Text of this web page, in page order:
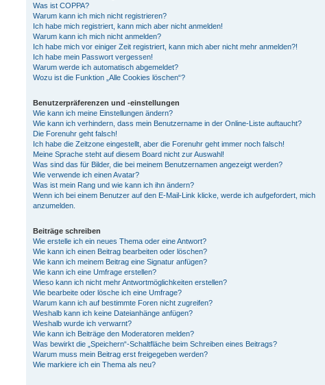
Was ist COPPA?
Warum kann ich mich nicht registrieren?
Ich habe mich registriert, kann mich aber nicht anmelden!
Warum kann ich mich nicht anmelden?
Ich habe mich vor einiger Zeit registriert, kann mich aber nicht mehr anmelden?!
Ich habe mein Passwort vergessen!
Warum werde ich automatisch abgemeldet?
Wozu ist die Funktion „Alle Cookies löschen“?
Benutzerpräferenzen und -einstellungen
Wie kann ich meine Einstellungen ändern?
Wie kann ich verhindern, dass mein Benutzername in der Online-Liste auftaucht?
Die Forenuhr geht falsch!
Ich habe die Zeitzone eingestellt, aber die Forenuhr geht immer noch falsch!
Meine Sprache steht auf diesem Board nicht zur Auswahl!
Was sind das für Bilder, die bei meinem Benutzernamen angezeigt werden?
Wie verwende ich einen Avatar?
Was ist mein Rang und wie kann ich ihn ändern?
Wenn ich bei einem Benutzer auf den E-Mail-Link klicke, werde ich aufgefordert, mich
anzumelden.
Beiträge schreiben
Wie erstelle ich ein neues Thema oder eine Antwort?
Wie kann ich einen Beitrag bearbeiten oder löschen?
Wie kann ich meinem Beitrag eine Signatur anfügen?
Wie kann ich eine Umfrage erstellen?
Wieso kann ich nicht mehr Antwortmöglichkeiten erstellen?
Wie bearbeite oder lösche ich eine Umfrage?
Warum kann ich auf bestimmte Foren nicht zugreifen?
Weshalb kann ich keine Dateianhänge anfügen?
Weshalb wurde ich verwarnt?
Wie kann ich Beiträge den Moderatoren melden?
Was bewirkt die „Speichern“-Schaltfläche beim Schreiben eines Beitrags?
Warum muss mein Beitrag erst freigegeben werden?
Wie markiere ich ein Thema als neu?